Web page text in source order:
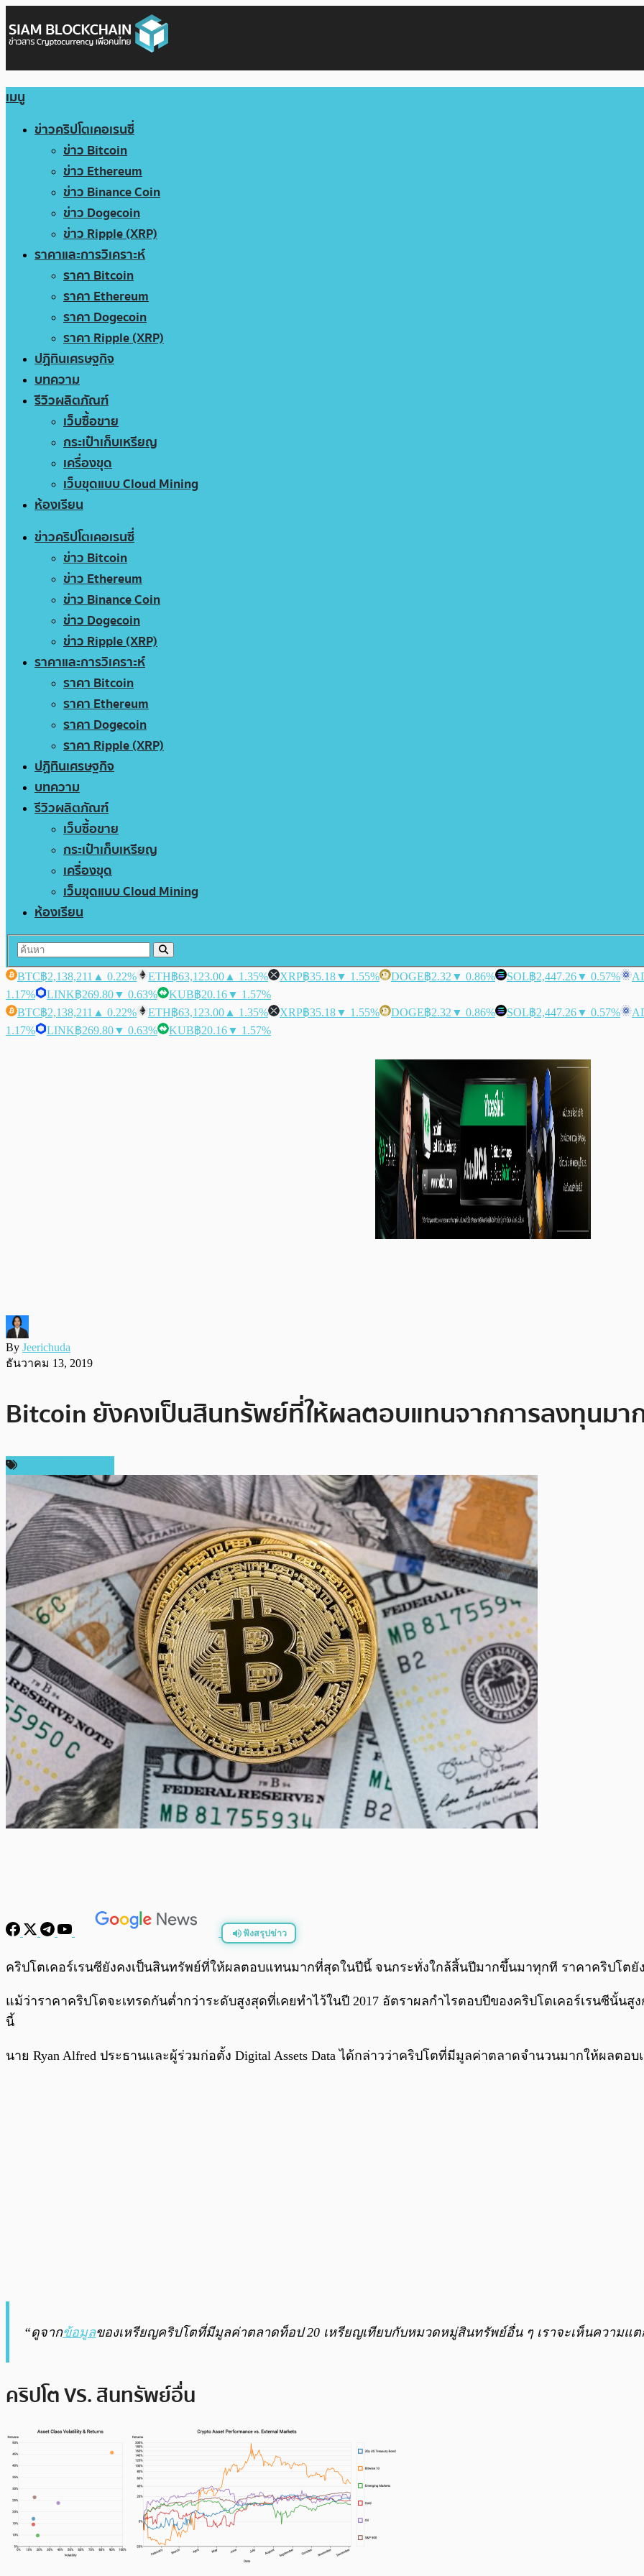
เมนู
ข่าวคริปโตเคอเรนซี่
ข่าว Bitcoin
ข่าว Ethereum
ข่าว Binance Coin
ข่าว Dogecoin
ข่าว Ripple (XRP)
ราคาและการวิเคราะห์
ราคา Bitcoin
ราคา Ethereum
ราคา Dogecoin
ราคา Ripple (XRP)
ปฏิทินเศรษฐกิจ
บทความ
รีวิวผลิตภัณฑ์
เว็บซื้อขาย
กระเป๋าเก็บเหรียญ
เครื่องขุด
เว็บขุดแบบ Cloud Mining
ห้องเรียน
ข่าวคริปโตเคอเรนซี่
ข่าว Bitcoin
ข่าว Ethereum
ข่าว Binance Coin
ข่าว Dogecoin
ข่าว Ripple (XRP)
ราคาและการวิเคราะห์
ราคา Bitcoin
ราคา Ethereum
ราคา Dogecoin
ราคา Ripple (XRP)
ปฏิทินเศรษฐกิจ
บทความ
รีวิวผลิตภัณฑ์
เว็บซื้อขาย
กระเป๋าเก็บเหรียญ
เครื่องขุด
เว็บขุดแบบ Cloud Mining
ห้องเรียน
BTC฿2,138,211 ▲ 0.22% ETH฿63,123.00 ▲ 1.35% XRP฿35.18▼ 1.55% DOGE฿2.32 ▼ 0.86% SOL฿2,447.26▼ 0.57%
1.17%
LINK฿269.80▼ 0.63% KUB฿20.16▼ 1.57%
BTC฿2,138,211 ▲ 0.22% ETH฿63,123.00 ▲ 1.35% XRP฿35.18▼ 1.55% DOGE฿2.32 ▼ 0.86% SOL฿2,447.26▼ 0.57%
1.17%
LINK฿269.80▼ 0.63% KUB฿20.16▼ 1.57%
By Jeerichuda
ธันวาคม 13, 2019
Bitcoin ยังคงเป็นสินทรัพย์ที่ให้ผลตอบแทนจากการลงทุนมา
ฟังสรุปข่าว
พร้อมเล่น
คริปโตเคอร์เรนซียังคงเป็นสินทรัพย์ที่ให้ผลตอบแทนมากที่สุดในปีนี้ จนกระทั่งใกล้สิ้นปีมากขึ้นมาทุกที ราคาคริปโตยั
แม้ว่าราคาคริปโตจะเทรดกันต่ำกว่าระดับสูงสุดที่เคยทำไว้ในปี 2017 อัตราผลกำไรตอบปีของคริปโตเคอร์เรนซีนั้น
นี้
นาย Ryan Alfred ประธานและผู้ร่วมก่อตั้ง Digital Assets Data ได้กล่าวว่าคริปโตที่มีมูลค่าตลาดจำนวนมากให้ผลต
“ดูจากข้อมูลของเหรียญคริปโตที่มีมูลค่าตลาดท็อป 20 เหรียญเทียบกับหมวดหมู่สินทรัพย์อื่น ๆ เราจะเห็นความแต
คริปโต VS. สินทรัพย์อื่น